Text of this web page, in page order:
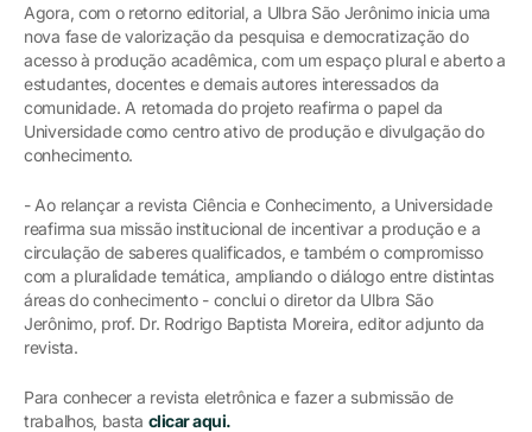
Agora, com o retorno editorial, a Ulbra São Jerônimo inicia uma
nova fase de valorização da pesquisa e democratização do
acesso à produção acadêmica, com um espaço plural e aberto a
estudantes, docentes e demais autores interessados da
comunidade. A retomada do projeto reafirma o papel da
Universidade como centro ativo de produção e divulgação do
conhecimento.
- Ao relançar a revista Ciência e Conhecimento, a Universidade
reafirma sua missão institucional de incentivar a produção e a
circulação de saberes qualificados, e também o compromisso
com a pluralidade temática, ampliando o diálogo entre distintas
áreas do conhecimento - conclui o diretor da Ulbra São
Jerônimo, prof. Dr. Rodrigo Baptista Moreira, editor adjunto da
revista.
Para conhecer a revista eletrônica e fazer a submissão de
trabalhos, basta clicar aqui.